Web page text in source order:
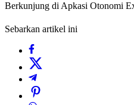
Berkunjung di Apkasi Otonomi
Sebarkan artikel ini